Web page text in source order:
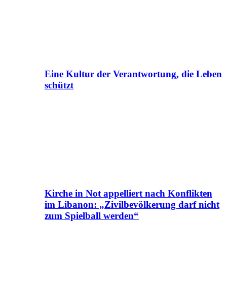
Eine Kultur der Verantwortung, die Leben
schützt
Kirche in Not appelliert nach Konflikten
im Libanon: „Zivilbevölkerung darf nicht
zum Spielball werden“